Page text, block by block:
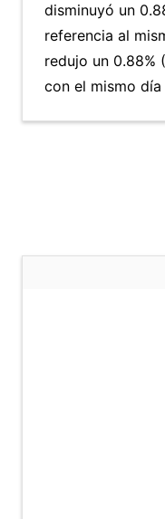
disminuyó un
referencia al
redujo un 0.88%
con el mismo